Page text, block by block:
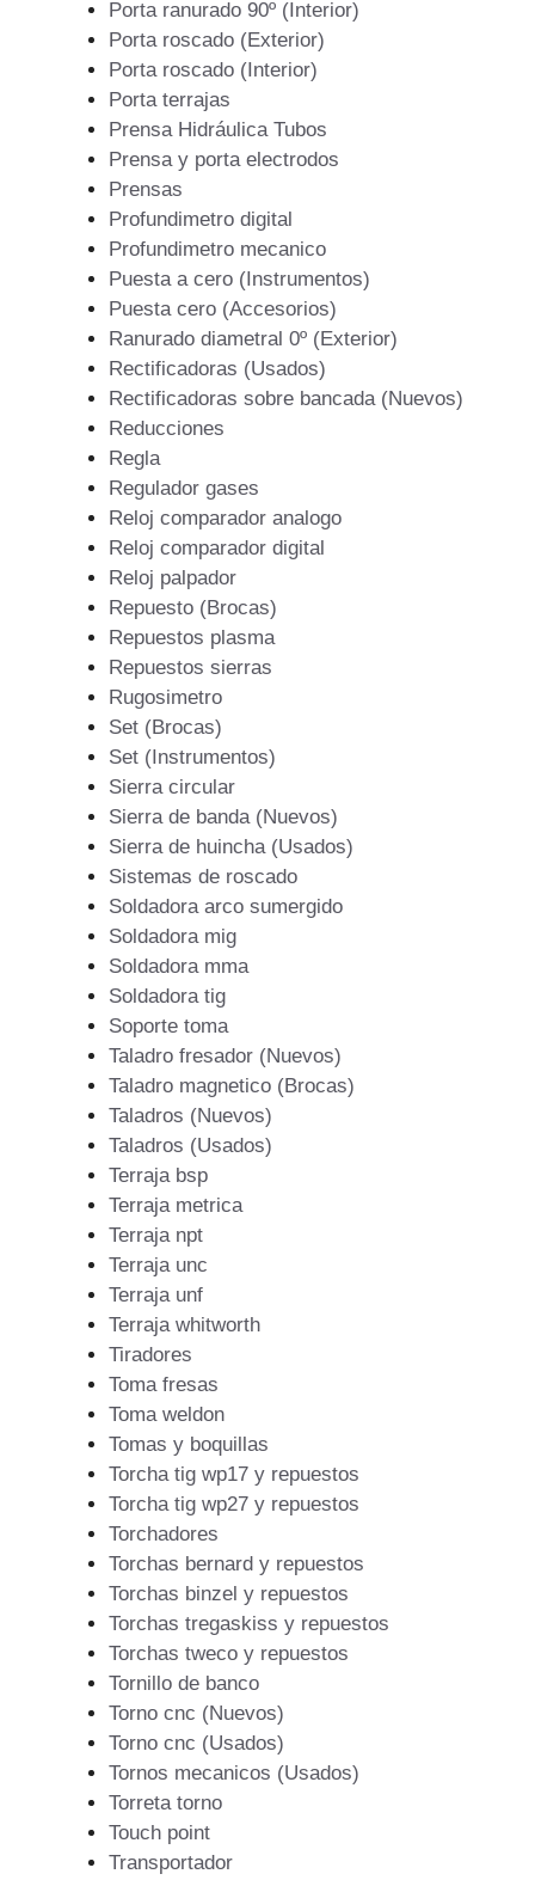
Porta ranurado 90º (Interior)
Porta roscado (Exterior)
Porta roscado (Interior)
Porta terrajas
Prensa Hidráulica Tubos
Prensa y porta electrodos
Prensas
Profundimetro digital
Profundimetro mecanico
Puesta a cero (Instrumentos)
Puesta cero (Accesorios)
Ranurado diametral 0º (Exterior)
Rectificadoras (Usados)
Rectificadoras sobre bancada (Nuevos)
Reducciones
Regla
Regulador gases
Reloj comparador analogo
Reloj comparador digital
Reloj palpador
Repuesto (Brocas)
Repuestos plasma
Repuestos sierras
Rugosimetro
Set (Brocas)
Set (Instrumentos)
Sierra circular
Sierra de banda (Nuevos)
Sierra de huincha (Usados)
Sistemas de roscado
Soldadora arco sumergido
Soldadora mig
Soldadora mma
Soldadora tig
Soporte toma
Taladro fresador (Nuevos)
Taladro magnetico (Brocas)
Taladros (Nuevos)
Taladros (Usados)
Terraja bsp
Terraja metrica
Terraja npt
Terraja unc
Terraja unf
Terraja whitworth
Tiradores
Toma fresas
Toma weldon
Tomas y boquillas
Torcha tig wp17 y repuestos
Torcha tig wp27 y repuestos
Torchadores
Torchas bernard y repuestos
Torchas binzel y repuestos
Torchas tregaskiss y repuestos
Torchas tweco y repuestos
Tornillo de banco
Torno cnc (Nuevos)
Torno cnc (Usados)
Tornos mecanicos (Usados)
Torreta torno
Touch point
Transportador